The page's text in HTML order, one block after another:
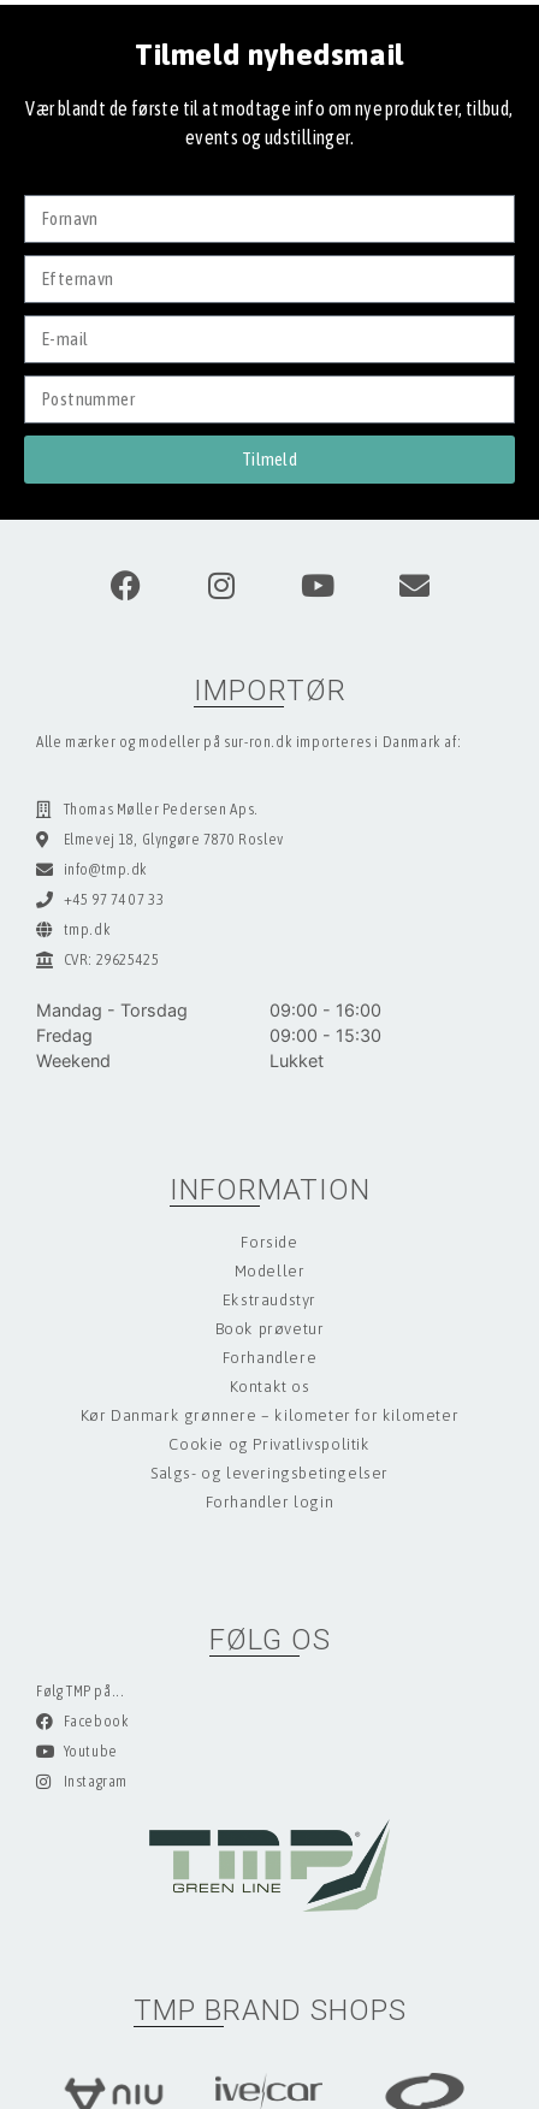
Tilmeld nyhedsmail
Vær blandt de første til at modtage info om nye produkter, tilbud,
events og udstillinger.
Tilmeld
IMPORTØR
Alle mærker og modeller på sur-ron.dk importeres i Danmark af:
Thomas Møller Pedersen Aps.
Elmevej 18, Glyngøre 7870 Roslev
info@tmp.dk
+45 97 74 07 33
tmp.dk
CVR: 29625425
Mandag - Torsdag
09:00 - 16:00
Fredag
09:00 - 15:30
Weekend
Lukket
INFORMATION
Forside
Modeller
Ekstraudstyr
Book prøvetur
Forhandlere
Kontakt os
Kør Danmark grønnere – kilometer for kilometer
Cookie og Privatlivspolitik
Salgs- og leveringsbetingelser
Forhandler login
FØLG OS
Følg TMP på...
Facebook
Youtube
Instagram
TMP BRAND SHOPS